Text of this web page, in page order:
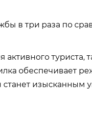
в три раза по
туриста,
обеспечивает
станет изысканным